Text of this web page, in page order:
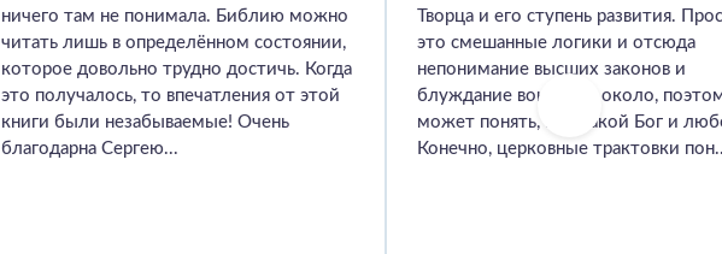
ничего там не понимала. Библию можно
читать лишь в определённом состоянии,
которое довольно трудно достичь. Когда
это получалось, то впечатления от этой
книги были незабываемые! Очень
благодарна Сергею...
Творца и его ступень развития.
это смешанные логики и отсюда
непонимание высших законов и
блуждание вокруг да около,
может понять, кто такой Бог и
Конечно, церковные трактовки